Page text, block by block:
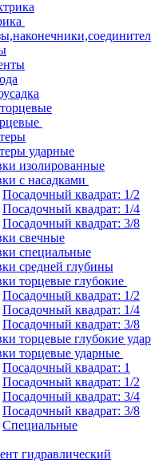
ударные
изолированные
с насадками
Посадочный квадрат: 1/2
Посадочный квадрат: 1/4
Посадочный квадрат: 3/8
свечные
специальные
средней глубины
торцевые глубокие
Посадочный квадрат: 1/2
Посадочный квадрат: 1/4
Посадочный квадрат: 3/8
торцевые глубокие
торцевые ударные
Посадочный квадрат: 1
Посадочный квадрат: 1/2
Посадочный квадрат: 3/4
Посадочный квадрат: 3/8
Специальные